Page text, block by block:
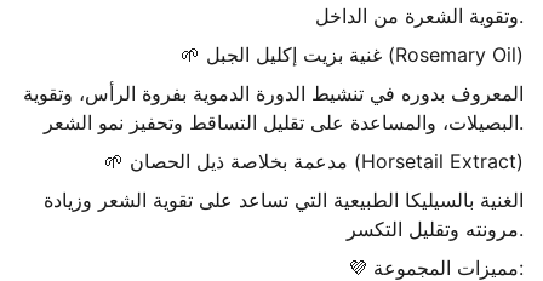
وتقوية الشعرة من الداخل.
🌱 غنية بزيت إكليل الجبل (Rosemary Oil)
المعروف بدوره في تنشيط الدورة الدموية بفروة الرأس، وتقوية
البصيلات، والمساعدة على تقليل التساقط وتحفيز نمو الشعر.
🌱 مدعمة بخلاصة ذيل الحصان (Horsetail Extract)
الغنية بالسيليكا الطبيعية التي تساعد على تقوية الشعر وزيادة
مرونته وتقليل التكسر.
💜 مميزات المجموعة: